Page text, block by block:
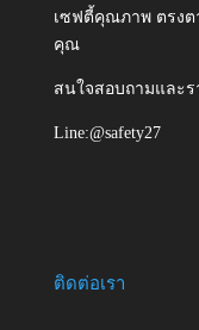
เซฟตี้คุณภาพ ตรงต
คุณ
สนใจสอบถามและร
Line:@safety27
ติดต่อเรา